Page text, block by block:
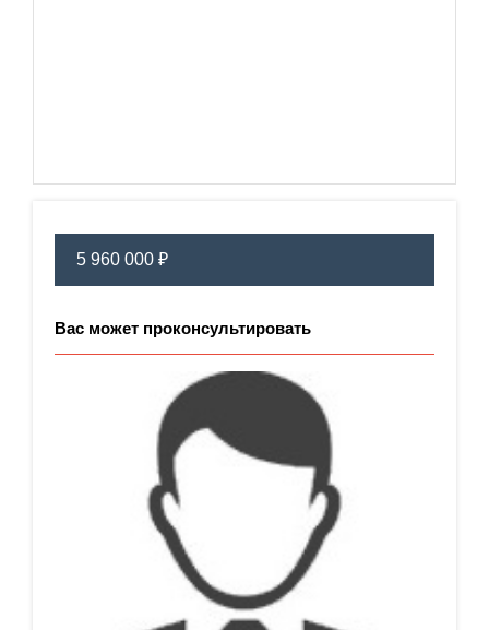
5 960 000 ₽
Вас может проконсультировать